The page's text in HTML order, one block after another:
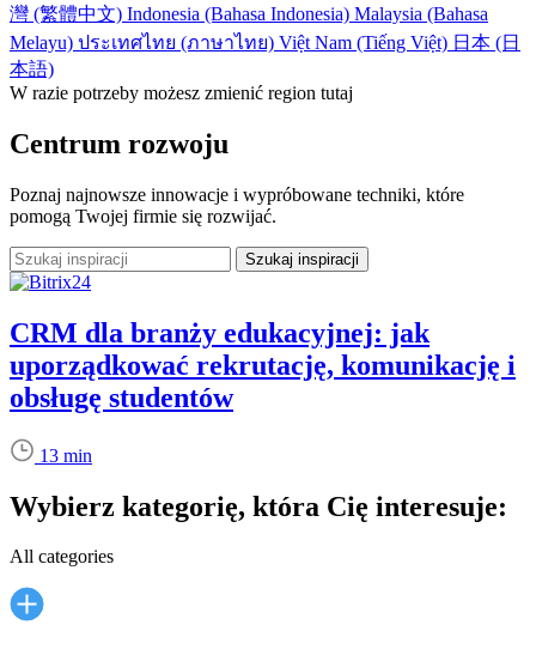
灣 (繁體中文) Indonesia (Bahasa Indonesia) Malaysia (Bahasa
Melayu) ประเทศไทย (ภาษาไทย) Việt Nam (Tiếng Việt) 日本 (日
本語)
W razie potrzeby możesz zmienić region tutaj
Centrum rozwoju
Poznaj najnowsze innowacje i wypróbowane techniki, które
pomogą Twojej firmie się rozwijać.
CRM dla branży edukacyjnej: jak
uporządkować rekrutację, komunikację i
obsługę studentów
13 min
Wybierz kategorię, która Cię interesuje:
All categories